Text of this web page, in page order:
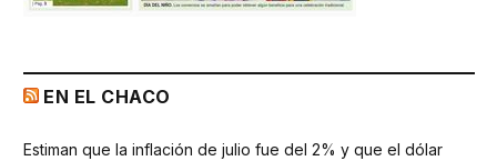
EN EL CHACO
Estiman que la inflación de julio fue del 2% y que el dólar